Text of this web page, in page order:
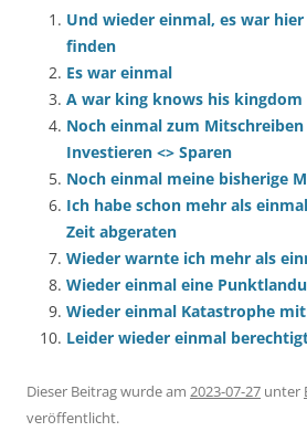
Und wieder einmal, es war
finden
Es war einmal
A war king knows his kingdom
Noch einmal zum
Investieren <> Sparen
Noch einmal meine bisherige
Ich habe schon mehr als
Zeit abgeraten
Wieder warnte ich mehr als
Wieder einmal eine
Wieder einmal Katastrophe mit
Leider wieder einmal
Dieser Beitrag wurde am 2023-07-27 unter
veröffentlicht.